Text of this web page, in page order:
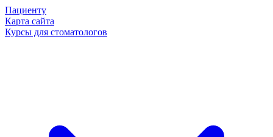
Пациенту
Карта сайта
Курсы для стоматологов